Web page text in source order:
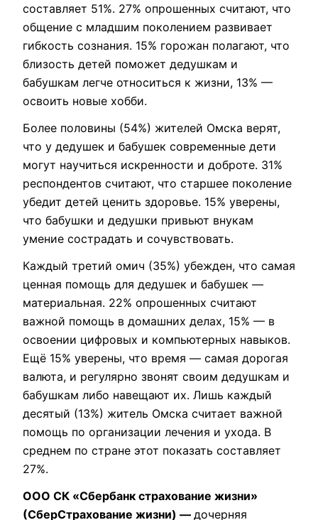
составляет 51%. 27% опрошенных считают, что
общение с младшим поколением развивает
гибкость сознания. 15% горожан полагают, что
близость детей поможет дедушкам и
бабушкам легче относиться к жизни, 13% —
освоить новые хобби.
Более половины (54%) жителей Омска верят,
что у дедушек и бабушек современные дети
могут научиться искренности и доброте. 31%
респондентов считают, что старшее поколение
убедит детей ценить здоровье. 15% уверены,
что бабушки и дедушки привьют внукам
умение сострадать и сочувствовать.
Каждый третий омич (35%) убежден, что самая
ценная помощь для дедушек и бабушек —
материальная. 22% опрошенных считают
важной помощь в домашних делах, 15% — в
освоении цифровых и компьютерных навыков.
Ещё 15% уверены, что время — самая дорогая
валюта, и регулярно звонят своим дедушкам и
бабушкам либо навещают их. Лишь каждый
десятый (13%) житель Омска считает важной
помощь по организации лечения и ухода. В
среднем по стране этот показать составляет
27%.
ООО СК «Сбербанк страхование жизни»
(СберСтрахование жизни) — дочерняя